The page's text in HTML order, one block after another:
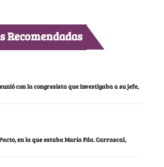
Recomendadas
con la congresista que investigaba a su jefe,
en la que estaba María Fda. Carrascal,